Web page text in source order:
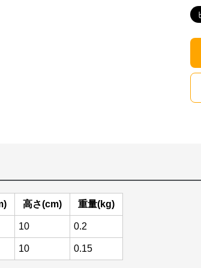
高さ(cm) 重量(kg)
10 0.2
10 0.15